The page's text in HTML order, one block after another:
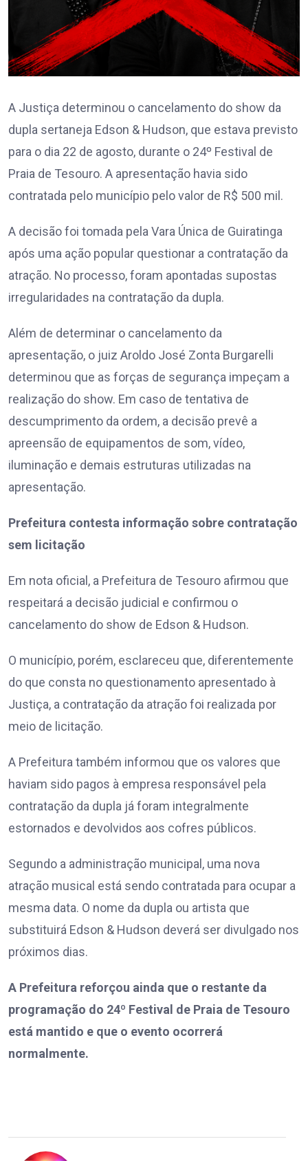
A Justiça determinou o cancelamento do show da
dupla sertaneja Edson & Hudson, que estava previsto
para o dia 22 de agosto, durante o 24º Festival de
Praia de Tesouro. A apresentação havia sido
contratada pelo município pelo valor de R$ 500 mil.
A decisão foi tomada pela Vara Única de Guiratinga
após uma ação popular questionar a contratação da
atração. No processo, foram apontadas supostas
irregularidades na contratação da dupla.
Além de determinar o cancelamento da
apresentação, o juiz Aroldo José Zonta Burgarelli
determinou que as forças de segurança impeçam a
realização do show. Em caso de tentativa de
descumprimento da ordem, a decisão prevê a
apreensão de equipamentos de som, vídeo,
iluminação e demais estruturas utilizadas na
apresentação.
Prefeitura contesta informação sobre contratação
sem licitação
Em nota oficial, a Prefeitura de Tesouro afirmou que
respeitará a decisão judicial e confirmou o
cancelamento do show de Edson & Hudson.
O município, porém, esclareceu que, diferentemente
do que consta no questionamento apresentado à
Justiça, a contratação da atração foi realizada por
meio de licitação.
A Prefeitura também informou que os valores que
haviam sido pagos à empresa responsável pela
contratação da dupla já foram integralmente
estornados e devolvidos aos cofres públicos.
Segundo a administração municipal, uma nova
atração musical está sendo contratada para ocupar a
mesma data. O nome da dupla ou artista que
substituirá Edson & Hudson deverá ser divulgado nos
próximos dias.
A Prefeitura reforçou ainda que o restante da
programação do 24º Festival de Praia de Tesouro
está mantido e que o evento ocorrerá
normalmente.